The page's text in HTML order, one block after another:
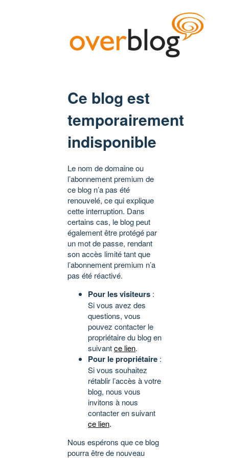
Ce blog est
temporairement
indisponible
Le nom de domaine ou
l’abonnement premium de
ce blog n’a pas été
renouvelé, ce qui explique
cette interruption. Dans
certains cas, le blog peut
également être protégé par
un mot de passe, rendant
son accès limité tant que
l’abonnement premium n’a
pas été réactivé.
Pour les visiteurs :
Si vous avez des
questions, vous
pouvez contacter le
propriétaire du blog en
suivantce lien.
Pour le propriétaire :
Si vous souhaitez
rétablir l’accès à votre
blog, nous vous
invitons à nous
contacter en suivant
ce lien.
Nous espérons que ce blog
pourra être de nouveau